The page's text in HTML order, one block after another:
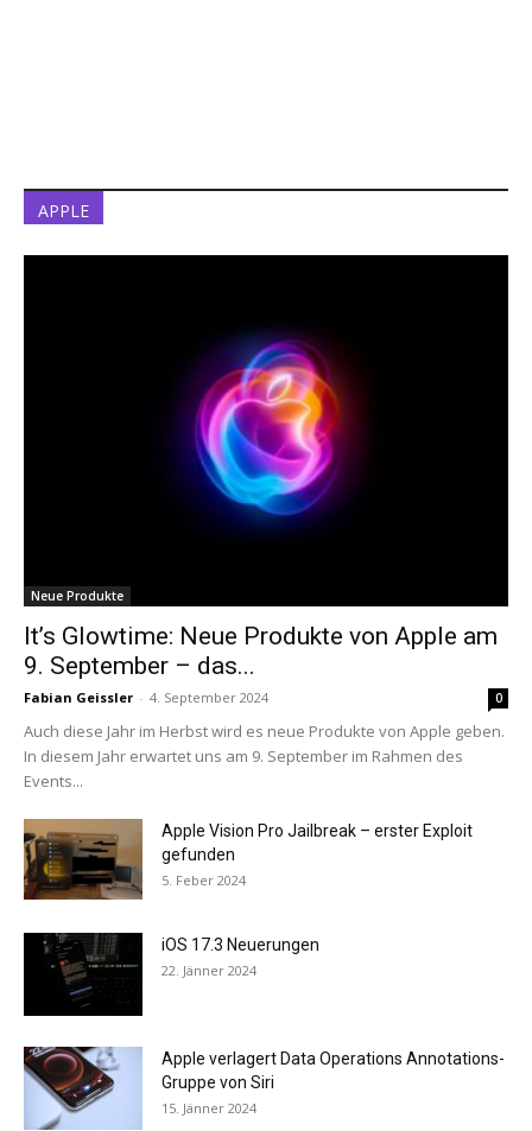
APPLE
Neue Produkte
It’s Glowtime: Neue Produkte von Apple am
9. September – das...
Fabian Geissler - 4. September 2024 0
Auch diese Jahr im Herbst wird es neue Produkte von Apple geben.
In diesem Jahr erwartet uns am 9. September im Rahmen des
Events...
Apple Vision Pro Jailbreak – erster Exploit
gefunden
5. Feber 2024
iOS 17.3 Neuerungen
22. Jänner 2024
Apple verlagert Data Operations Annotations-
Gruppe von Siri
15. Jänner 2024